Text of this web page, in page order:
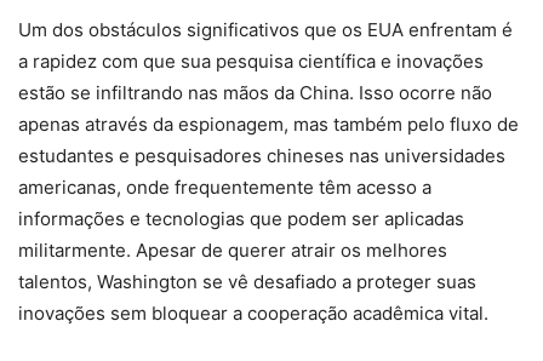
Um dos obstáculos significativos que os EUA enfrentam é
a rapidez com que sua pesquisa científica e inovações
estão se infiltrando nas mãos da China. Isso ocorre não
apenas através da espionagem, mas também pelo fluxo de
estudantes e pesquisadores chineses nas universidades
americanas, onde frequentemente têm acesso a
informações e tecnologias que podem ser aplicadas
militarmente. Apesar de querer atrair os melhores
talentos, Washington se vê desafiado a proteger suas
inovações sem bloquear a cooperação acadêmica vital.